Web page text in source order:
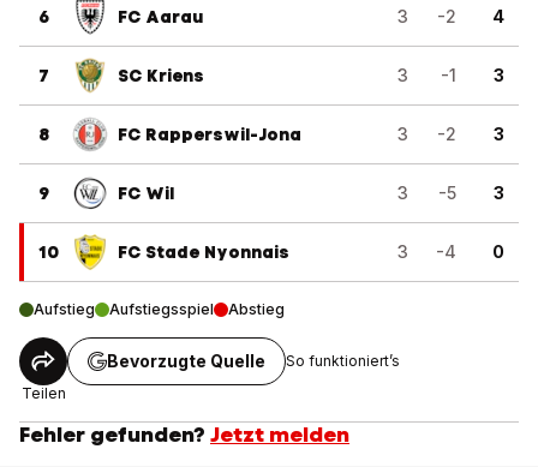
6 FC Aarau 3 -2 4
7 SC Kriens 3 -1 3
8 FC Rapperswil-Jona 3 -2 3
9 FC Wil 3 -5 3
10 FC Stade Nyonnais 3 -4 0
Aufstieg Aufstiegsspiel Abstieg
Teilen
Bevorzugte Quelle So funktioniert’s
Fehler gefunden? Jetzt melden